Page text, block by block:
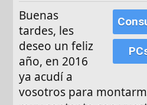
Buenas
tardes, les
deseo un feliz
año, en 2016
ya acudí a
vosotros para